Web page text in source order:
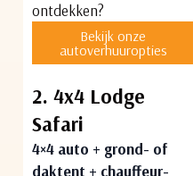
ontdekken?
Bekijk onze
autoverhuuropties
2. 4x4 Lodge
Safari
4×4 auto + grond- of
daktent + chauffeur-